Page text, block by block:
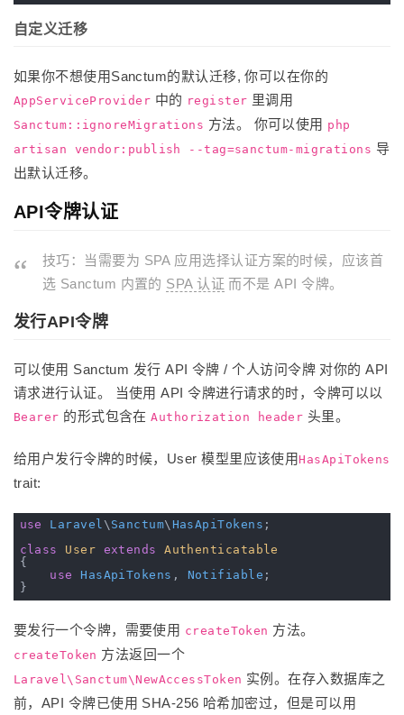
自定义迁移
如果你不想使用Sanctum的默认迁移, 你可以在你的
AppServiceProvider 中的 register 里调用
Sanctum::ignoreMigrations 方法。 你可以使用 php
artisan vendor:publish --tag=sanctum-migrations 导
出默认迁移。
API令牌认证
技巧：当需要为 SPA 应用选择认证方案的时候，应该首
选 Sanctum 内置的 SPA 认证 而不是 API 令牌。
发行API令牌
可以使用 Sanctum 发行 API 令牌 / 个人访问令牌 对你的 API
请求进行认证。 当使用 API 令牌进行请求的时，令牌可以以
Bearer 的形式包含在Authorization header 头里。
给用户发行令牌的时候，User 模型里应该使用HasApiTokens
trait:
use Laravel \ Sanctum\ HasApiTokens ;
class
User extends
Authenticatable
{
use
HasApiTokens , Notifiable ;
要发行一个令牌，需要使用 createToken 方法。
createToken 方法返回一个
Laravel\Sanctum\NewAccessToken 实例。在存入数据库之
前，API 令牌已使用 SHA-256 哈希加密过，但是可以用